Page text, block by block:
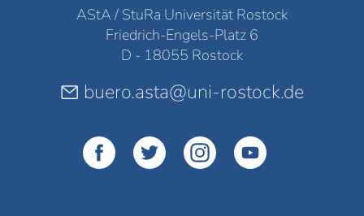
AStA / StuRa Universität Rostock
Friedrich-Engels-Platz 6
D - 18055 Rostock
buero.asta@uni-rostock.de